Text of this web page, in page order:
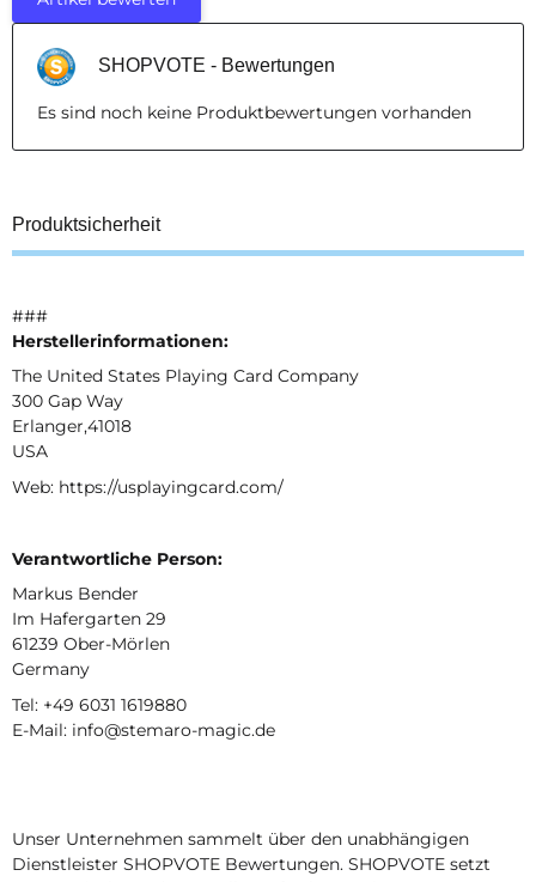
SHOPVOTE - Bewertungen
Es sind noch keine Produktbewertungen vorhanden
Produktsicherheit
###
Herstellerinformationen:
The United States Playing Card Company
300 Gap Way
Erlanger,41018
USA
Web: https://usplayingcard.com/
Verantwortliche Person:
Markus Bender
Im Hafergarten 29
61239 Ober-Mörlen
Germany
Tel: +49 6031 1619880
E-Mail: info@stemaro-magic.de
Unser Unternehmen sammelt über den unabhängigen
Dienstleister SHOPVOTE Bewertungen. SHOPVOTE setzt